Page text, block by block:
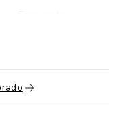
Importa e o
Cheia, Ativando a